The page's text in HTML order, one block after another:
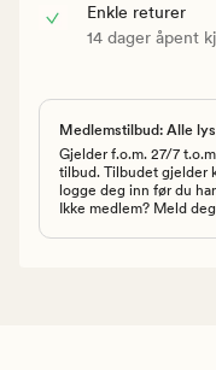
Enkle returer
14 dager åpent
Medlemstilbud: Alle
Gjelder f.o.m. 27/7
tilbud. Tilbudet gjelder
logge deg inn før du
Ikke medlem? Meld